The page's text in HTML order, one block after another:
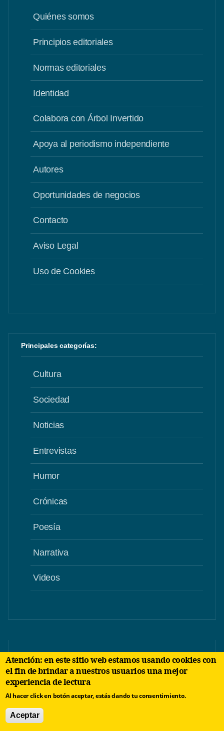
Quiénes somos
Principios editoriales
Normas editoriales
Identidad
Colabora con Árbol Invertido
Apoya al periodismo independiente
Autores
Oportunidades de negocios
Contacto
Aviso Legal
Uso de Cookies
Principales categorías:
Cultura
Sociedad
Noticias
Entrevistas
Humor
Crónicas
Poesía
Narrativa
Videos
Atención: en este sitio web estamos usando cookies con
el fin de brindar a nuestros usuarios una mejor
experiencia de lectura
Al hacer click en botón aceptar, estás dando tu consentimiento.
Aceptar